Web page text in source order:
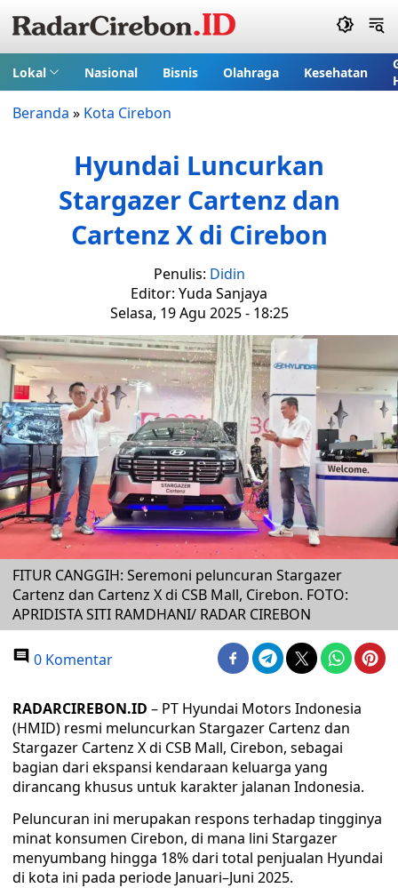
Lokal Nasional Bisnis Olahraga Kesehatan
Beranda » Kota Cirebon
Hyundai Luncurkan
Stargazer Cartenz dan
Cartenz X di Cirebon
Penulis: Didin
Editor: Yuda Sanjaya
Selasa, 19 Agu 2025 - 18:25
FITUR CANGGIH: Seremoni peluncuran Stargazer
Cartenz dan Cartenz X di CSB Mall, Cirebon. FOTO:
APRIDISTA SITI RAMDHANI/ RADAR CIREBON
0 Komentar
RADARCIREBON.ID – PT Hyundai Motors Indonesia
(HMID) resmi meluncurkan Stargazer Cartenz dan
Stargazer Cartenz X di CSB Mall, Cirebon, sebagai
bagian dari ekspansi kendaraan keluarga yang
dirancang khusus untuk karakter jalanan Indonesia.
Peluncuran ini merupakan respons terhadap tingginya
minat konsumen Cirebon, di mana lini Stargazer
menyumbang hingga 18% dari total penjualan Hyundai
di kota ini pada periode Januari–Juni 2025.